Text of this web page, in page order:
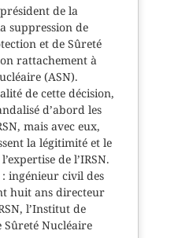
de la
suppression de
et de Sûreté
rattachement à
(ASN).
de cette décision,
d’abord les
mais avec eux,
la légitimité et le
de l’IRSN.
ingénieur civil des
huit ans directeur
l’Institut de
Nucléaire